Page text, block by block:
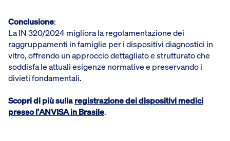
Conclusione:
La IN 320/2024 migliora la regolamentazione dei
raggruppamenti in famiglie per i dispositivi diagnostici in
vitro, offrendo un approccio dettagliato e strutturato che
soddisfa le attuali esigenze normative e preservando i
divieti fondamentali.
Scopri di più sullaregistrazione dei dispositivi medici
presso l'ANVISA in Brasile.